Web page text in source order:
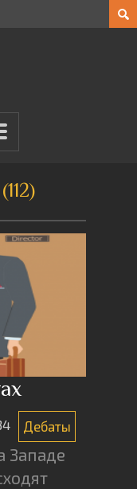
112
Дебаты
Западе